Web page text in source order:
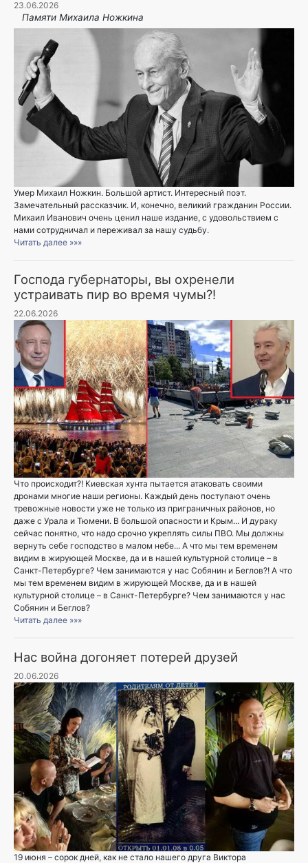
23.06.2026
Памяти Михаила Ножкина
Умер Михаил Ножкин. Большой артист. Интересный поэт.
Замечательный рассказчик. И, конечно, великий гражданин России.
Михаил Иванович очень ценил наше издание, с удовольствием с
нами сотрудничал и переживал за нашу судьбу.
Читать далее »»»
Господа губернаторы, вы охренели
устраивать пир во время чумы?!
22.06.2026
Что происходит?! Киевская хунта пытается атаковать своими
дронами многие наши регионы. Каждый день поступают очень
тревожные новости уже не только из приграничных районов, но
даже с Урала и Тюмени. В большой опасности и Крым... И дураку
сейчас понятно, что надо срочно укреплять силы ПВО. Мы должны
вернуть себе господство в малом небе... А что мы тем временем
видим в жирующей Москве, да и в нашей культурной столице – в
Санкт-Петербурге? Чем занимаются у нас Собянин и Беглов?! А что
мы тем временем видим в жирующей Москве, да и в нашей
культурной столице – в Санкт-Петербурге? Чем занимаются у нас
Собянин и Беглов?
Читать далее »»»
Нас война догоняет потерей друзей
20.06.2026
19 июня – сорок дней, как не стало нашего друга Виктора